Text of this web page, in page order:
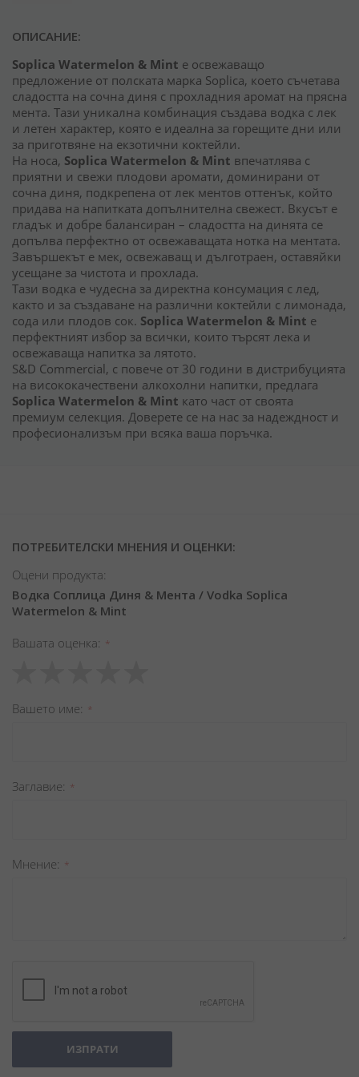
ОПИСАНИЕ:
Soplica Watermelon & Mint е освежаващо
предложение от полската марка Soplica, което съчетава
сладостта на сочна диня с прохладния аромат на прясна
мента. Тази уникална комбинация създава водка с лек
и летен характер, която е идеална за горещите дни или
за приготвяне на екзотични коктейли.
На носа, Soplica Watermelon & Mint впечатлява с
приятни и свежи плодови аромати, доминирани от
сочна диня, подкрепена от лек ментов оттенък, който
придава на напитката допълнителна свежест. Вкусът е
гладък и добре балансиран – сладостта на динята се
допълва перфектно от освежаващата нотка на ментата.
Завършекът е мек, освежаващ и дълготраен, оставяйки
усещане за чистота и прохлада.
Тази водка е чудесна за директна консумация с лед,
както и за създаване на различни коктейли с лимонада,
сода или плодов сок. Soplica Watermelon & Mint е
перфектният избор за всички, които търсят лека и
освежаваща напитка за лятото.
S&D Commercial, с повече от 30 години в дистрибуцията
на висококачествени алкохолни напитки, предлага
Soplica Watermelon & Mint като част от своята
премиум селекция. Доверете се на нас за надеждност и
професионализъм при всяка ваша поръчка.
ПОТРЕБИТЕЛСКИ МНЕНИЯ И ОЦЕНКИ:
Оцени продукта:
Водка Соплица Диня & Мента / Vodka Soplica
Watermelon & Mint
Вашата оценка
star
stars
stars
stars
stars
Вашето име
Заглавиe
Мнение
ИЗПРАТИ